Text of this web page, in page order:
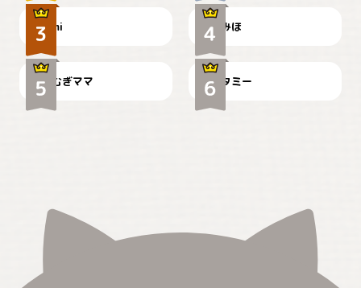
mi みほ
🌻とむぎ！
むぎママ
ドーベルマンのお友達邸に
て
タミー